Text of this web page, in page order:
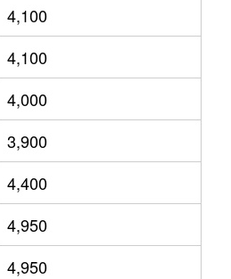
4,100
4,100
4,000
3,900
4,400
4,950
4,950